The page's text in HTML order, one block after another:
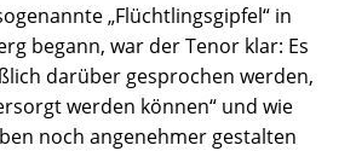
„Flüchtlingsgipfel“ in
begann, war der Tenor klar: Es
darüber gesprochen werden,
werden können“ und wie
noch angenehmer gestalten